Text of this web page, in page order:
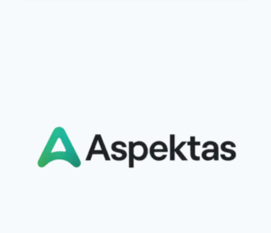
BŪSIMOS
MAMOMS